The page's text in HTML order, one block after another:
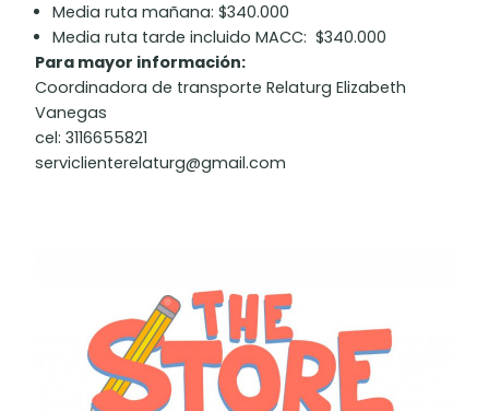
Media ruta mañana: $340.000
Media ruta tarde incluido MACC: $340.000
Para mayor información:
Coordinadora de transporte Relaturg Elizabeth
Vanegas
cel: 3116655821
serviclienterelaturg@gmail.com